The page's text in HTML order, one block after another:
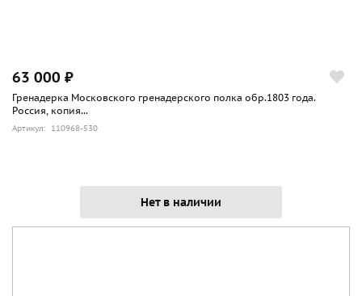
63 000 ₽
Гренадерка Московского гренадерского полка обр.1803 года.
Россия, копия...
Артикул: 110968-530
Нет в наличии